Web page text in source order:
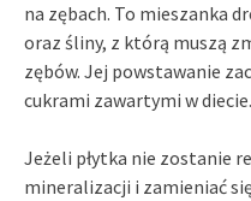
na zębach. To mieszanka
oraz śliny, z którą muszą
zębów. Jej powstawanie
cukrami zawartymi w diecie.
Jeżeli płytka nie zostanie
mineralizacji i zamieniać